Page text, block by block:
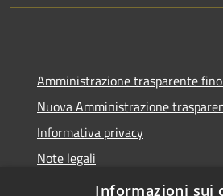
Amministrazione trasparente
Nuova Amministrazione
Informativa privacy
Note legali
Dichiarazione di accessibilità
Informazioni sui